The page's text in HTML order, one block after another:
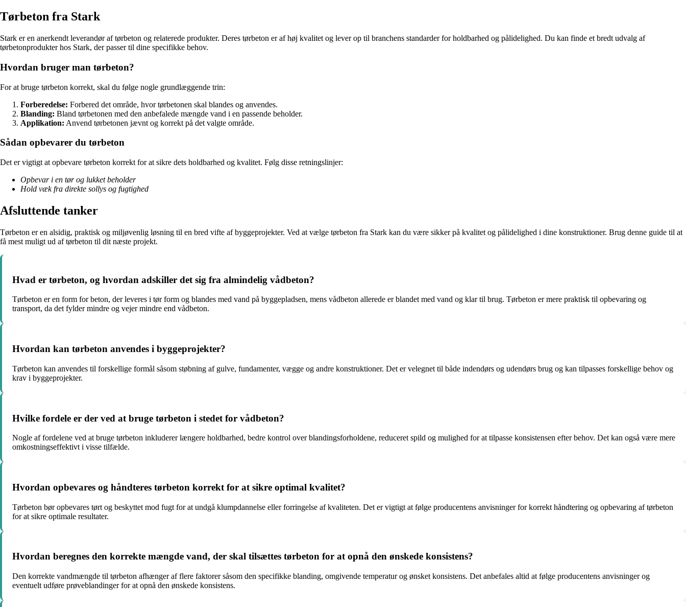
Tørbeton fra Stark
Stark er en anerkendt leverandør af tørbeton og relaterede produkter. Deres tørbeton er af høj kvalitet og lever op til branchens standarder for holdbarhed og pålidelighed. Du kan finde et bredt udvalg af
tørbetonprodukter hos Stark, der passer til dine specifikke behov.
Hvordan bruger man tørbeton?
For at bruge tørbeton korrekt, skal du følge nogle grundlæggende trin:
Forberedelse: Forbered det område, hvor tørbetonen skal blandes og anvendes.
Blanding: Bland tørbetonen med den anbefalede mængde vand i en passende beholder.
Applikation: Anvend tørbetonen jævnt og korrekt på det valgte område.
Sådan opbevarer du tørbeton
Det er vigtigt at opbevare tørbeton korrekt for at sikre dets holdbarhed og kvalitet. Følg disse retningslinjer:
Opbevar i en tør og lukket beholder
Hold væk fra direkte sollys og fugtighed
Afsluttende tanker
Tørbeton er en alsidig, praktisk og miljøvenlig løsning til en bred vifte af byggeprojekter. Ved at vælge tørbeton fra Stark kan du være sikker på kvalitet og pålidelighed i dine konstruktioner. Brug denne guide til at
få mest muligt ud af tørbeton til dit næste projekt.
Hvad er tørbeton, og hvordan adskiller det sig fra almindelig vådbeton?
Tørbeton er en form for beton, der leveres i tør form og blandes med vand på byggepladsen, mens vådbeton allerede er blandet med vand og klar til brug. Tørbeton er mere praktisk til opbevaring og
transport, da det fylder mindre og vejer mindre end vådbeton.
Hvordan kan tørbeton anvendes i byggeprojekter?
Tørbeton kan anvendes til forskellige formål såsom støbning af gulve, fundamenter, vægge og andre konstruktioner. Det er velegnet til både indendørs og udendørs brug og kan tilpasses forskellige behov og
krav i byggeprojekter.
Hvilke fordele er der ved at bruge tørbeton i stedet for vådbeton?
Nogle af fordelene ved at bruge tørbeton inkluderer længere holdbarhed, bedre kontrol over blandingsforholdene, reduceret spild og mulighed for at tilpasse konsistensen efter behov. Det kan også være mere
omkostningseffektivt i visse tilfælde.
Hvordan opbevares og håndteres tørbeton korrekt for at sikre optimal kvalitet?
Tørbeton bør opbevares tørt og beskyttet mod fugt for at undgå klumpdannelse eller forringelse af kvaliteten. Det er vigtigt at følge producentens anvisninger for korrekt håndtering og opbevaring af tørbeton
for at sikre optimale resultater.
Hvordan beregnes den korrekte mængde vand, der skal tilsættes tørbeton for at opnå den ønskede konsistens?
Den korrekte vandmængde til tørbeton afhænger af flere faktorer såsom den specifikke blanding, omgivende temperatur og ønsket konsistens. Det anbefales altid at følge producentens anvisninger og
eventuelt udføre prøveblandinger for at opnå den ønskede konsistens.